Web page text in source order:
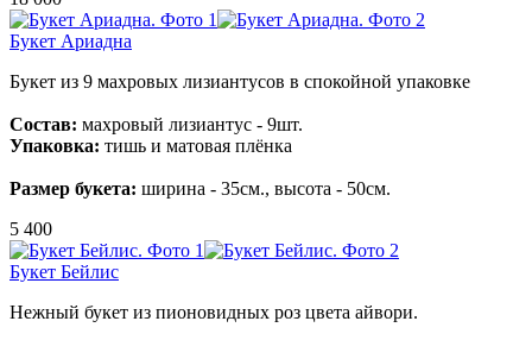
Букет Ариадна
Букет из 9 махровых лизиантусов в спокойной упаковке
Состав: махровый лизиантус - 9шт.
Упаковка: тишь и матовая плёнка
Размер букета: ширина - 35см., высота - 50см.
5 400
Букет Бейлис
Нежный букет из пионовидных роз цвета айвори.